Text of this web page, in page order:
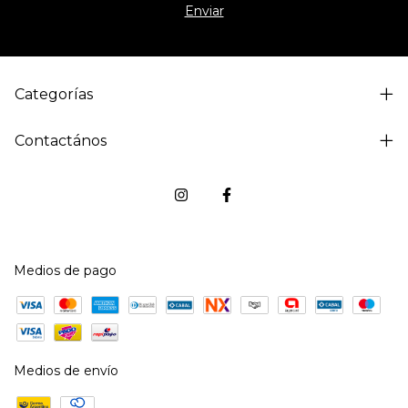
Categorías
Contactános
Medios de pago
Medios de envío